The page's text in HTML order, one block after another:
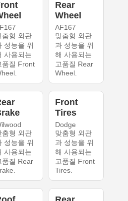
춤형 외관
성능을 위
사용되는
품질 Front
Rear
Wheel
AF167
맞춤형 외관
과 성능을 위
해 사용되는
고품질 Rear
Wheel.
춤형 외관
성능을 위
사용되는
품질 Rear
Front
Tires
Dodge
맞춤형 외관
과 성능을 위
해 사용되는
고품질 Front
Tires.